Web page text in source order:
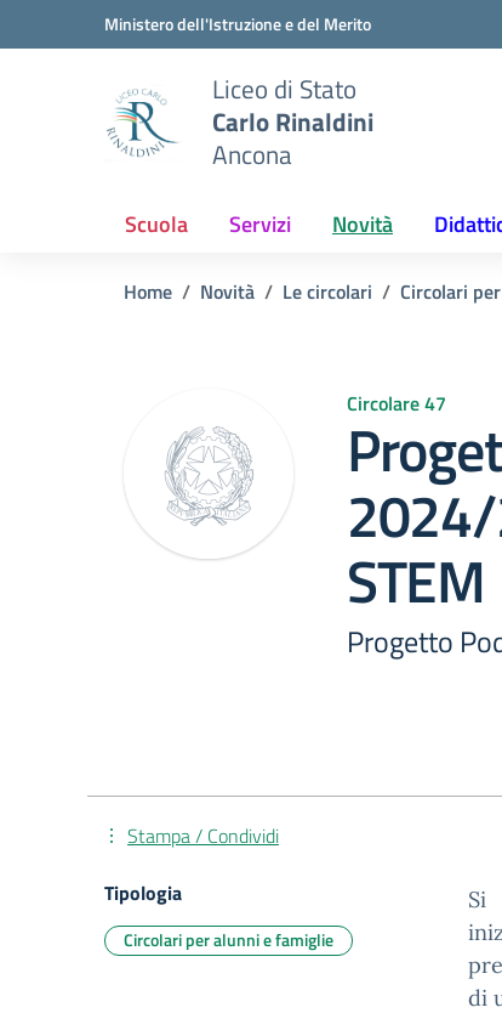
Vai ai contenuti
Vai al menu di navigazioneMinistero dell'Istruzione e del Merito
Liceo di Stato
Carlo Rinaldini
Ancona
Scuola Servizi Novità
Home Novità Le circolari Circolari
Circolare 47
STEM
Progetto
Si
di
Stampa / Condividi
Tipologia
Circolari per alunni e famiglie